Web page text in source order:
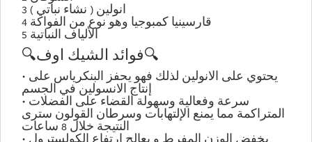
3 انولين ( نشاء نباتي )
4 قارسينيا كمبوجيا وهو نوع من الفواكة
5 الألياف النباتية
🔍فوائد الشيك اوف🔍
• يحتوي على الانولين لذلك فهو يحفز البنكرياس على
إنتاج الانسولين في الجسم
• سرعة وفعالية وسهولة القضاء على الفضلات
المتراكمة مما يمنع الإلتهابات وسرطان القولون سترى
النتيجة خلال 8 ساعات